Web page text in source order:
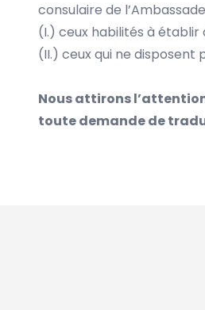
consulaire de
(I.) ceux habilités à établir
(II.) ceux qui ne
Nous attirons
toute demande de